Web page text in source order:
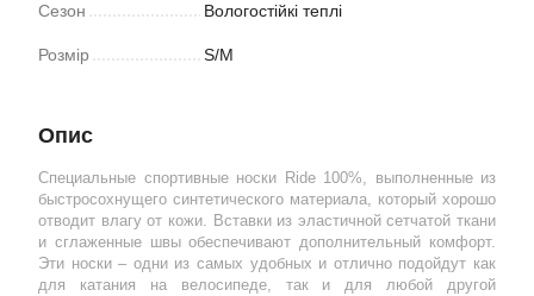
Сезон Вологостійкі теплі
Розмір S/M
Опис
Специальные спортивные носки Ride 100%, выполненные из
быстросохнущего синтетического материала, который хорошо
отводит влагу от кожи. Вставки из эластичной сетчатой ткани
и сглаженные швы обеспечивают дополнительный комфорт.
Эти носки – одни из самых удобных и отлично подойдут как
для катания на велосипеде, так и для любой другой